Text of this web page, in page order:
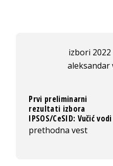
izbori 2022
aleksandar
Prvi preliminarni
rezultati izbora
IPSOS/CeSID: Vučić vodi
prethodna vest